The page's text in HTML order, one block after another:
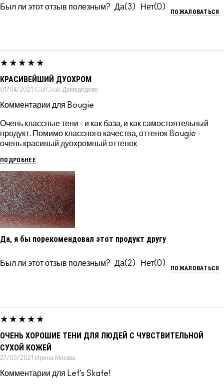
Был ли этот отзыв полезным? 3 0
ПОЖАЛОВАТЬСЯ
КРАСИВЕЙШИЙ ДУОХРОМ
01/04/2021 CatCrab Домодедово
Комментарии для Bougie
Очень классные тени - и как база, и как самостоятельный
продукт. Помимо классного качества, оттенок Bougie -
очень красивый дуохромный оттенок
ПОДРОБНЕЕ
Да, я бы порекомендовал этот продукт другу
Был ли этот отзыв полезным? 2 0
ПОЖАЛОВАТЬСЯ
ОЧЕНЬ ХОРОШИЕ ТЕНИ ДЛЯ ЛЮДЕЙ С ЧУВСТВИТЕЛЬНОЙ
СУХОЙ КОЖЕЙ
27/03/2021 Ирина Москва
Комментарии для Let’s Skate!